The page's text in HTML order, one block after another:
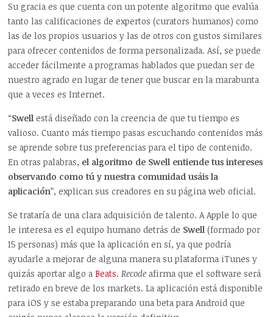
Su gracia es que cuenta con un potente algoritmo que evalúa
tanto las calificaciones de expertos (curators humanos) como
las de los propios usuarios y las de otros con gustos similares
para ofrecer contenidos de forma personalizada. Así, se puede
acceder fácilmente a programas hablados que puedan ser de
nuestro agrado en lugar de tener que buscar en la marabunta
que a veces es Internet.
“Swell está diseñado con la creencia de que tu tiempo es
valioso. Cuanto más tiempo pasas escuchando contenidos más
se aprende sobre tus preferencias para el tipo de contenido.
En otras palabras, el algoritmo de Swell entiende tus intereses
observando como tú y nuestra comunidad usáis la
aplicación”, explican sus creadores en su página web oficial.
Se trataría de una clara adquisición de talento. A Apple lo que
le interesa es el equipo humano detrás de Swell (formado por
15 personas) más que la aplicación en sí, ya que podría
ayudarle a mejorar de alguna manera su plataforma iTunes y
quizás aportar algo aBeats.Recodeafirma que el software será
retirado en breve de los markets. La aplicación está disponible
para iOS y se estaba preparando una beta para Android que